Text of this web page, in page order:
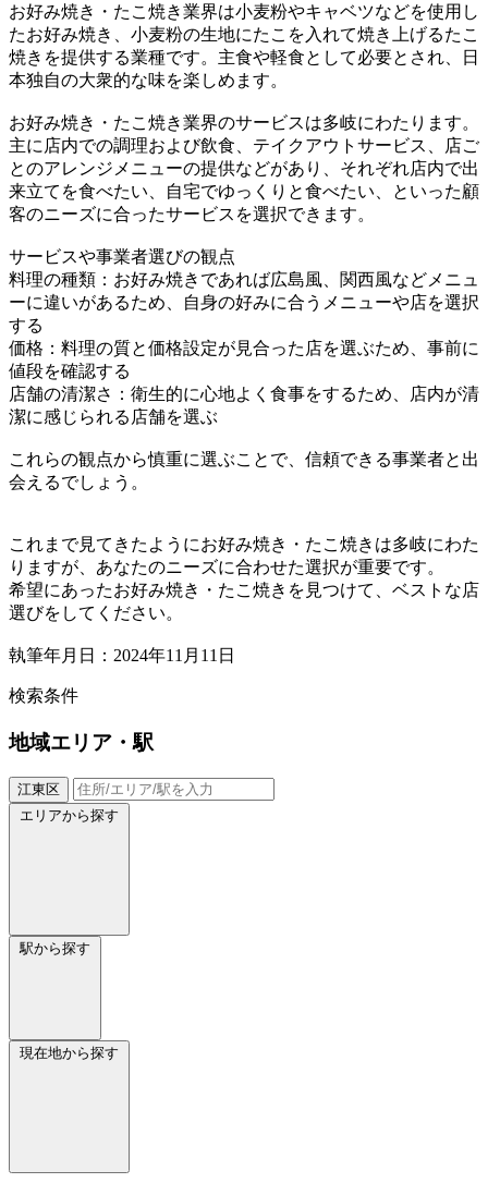
お好み焼き・たこ焼き業界は小麦粉やキャベツなどを使用し
たお好み焼き、小麦粉の生地にたこを入れて焼き上げるたこ
焼きを提供する業種です。主食や軽食として必要とされ、日
本独自の大衆的な味を楽しめます。
お好み焼き・たこ焼き業界のサービスは多岐にわたります。
主に店内での調理および飲食、テイクアウトサービス、店ご
とのアレンジメニューの提供などがあり、それぞれ店内で出
来立てを食べたい、自宅でゆっくりと食べたい、といった顧
客のニーズに合ったサービスを選択できます。
サービスや事業者選びの観点
料理の種類：お好み焼きであれば広島風、関西風などメニュ
ーに違いがあるため、自身の好みに合うメニューや店を選択
する
価格：料理の質と価格設定が見合った店を選ぶため、事前に
値段を確認する
店舗の清潔さ：衛生的に心地よく食事をするため、店内が清
潔に感じられる店舗を選ぶ
これらの観点から慎重に選ぶことで、信頼できる事業者と出
会えるでしょう。
これまで見てきたようにお好み焼き・たこ焼きは多岐にわた
りますが、あなたのニーズに合わせた選択が重要です。
希望にあったお好み焼き・たこ焼きを見つけて、ベストな店
選びをしてください。
執筆年月日：2024年11月11日
検索条件
地域エリア・駅
江東区
エリアから探す
駅から探す
現在地から探す